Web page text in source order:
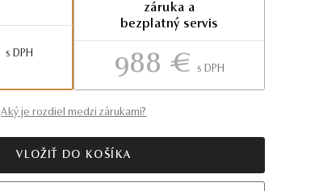
S DPH
záruka a
bezplatný servis
988 € S DPH
Aký je rozdiel medzi zárukami?
VLOŽIŤ DO KOŠÍKA